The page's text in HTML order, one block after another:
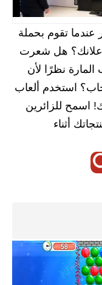
عندما تقوم بحملة
إعلانك؟ هل شعرت
نظرًا لأن
استخدم ألعاب
اسمح للزائرين
أثناء